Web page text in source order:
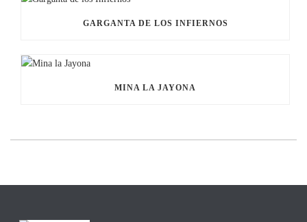
GARGANTA DE LOS INFIERNOS
MINA LA JAYONA